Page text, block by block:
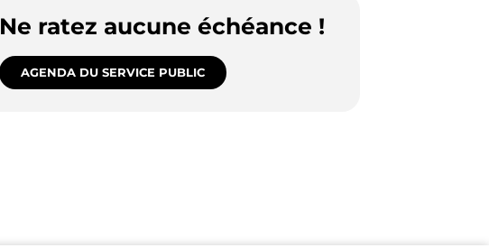
Ne ratez aucune échéance !
AGENDA DU SERVICE PUBLIC